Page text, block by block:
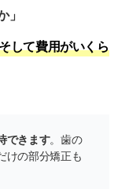
」
して費用がいくら
できます。歯の
けの部分矯正も